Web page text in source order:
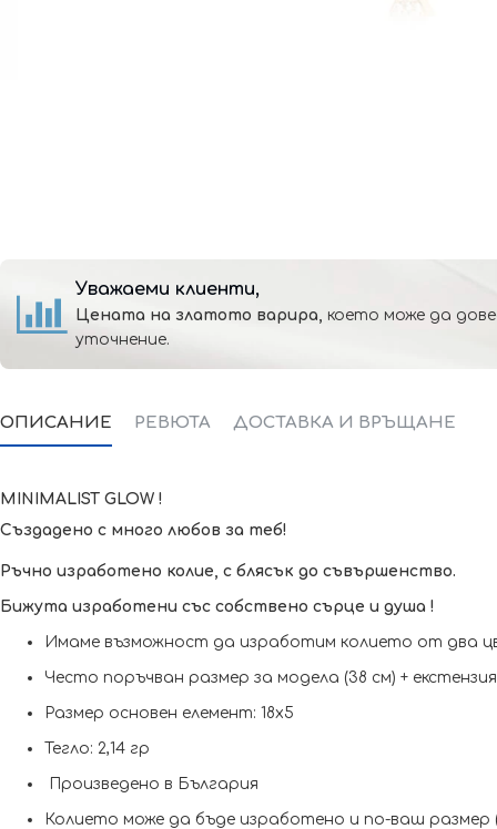
Уважаеми клиенти,
Цената на златото варира, което може да
уточнение.
ОПИСАНИЕ РЕВЮТА ДОСТАВКА И ВРЪЩАНЕ
MINIMALIST GLOW !
Създадено с много любов за теб!
Ръчно изработено колие, с блясък до съвършенство.
Бижута изработени със собствено сърце и душа !
Имаме възможност да изработим кoлието от два
Често поръчван размер за модела (38 см) + екстензия
Размер основен елемент: 18х5
Тегло: 2,14 гр
Произведено в България
Колието може да бъде изработено и по-ваш размер